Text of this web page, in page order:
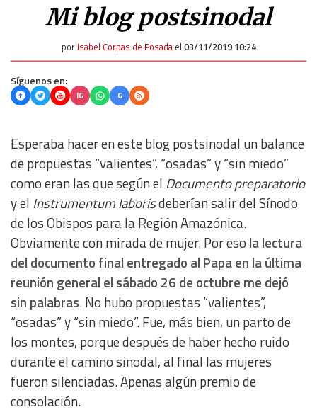
Mi blog postsinodal
por Isabel Corpas de Posadael 03/11/2019 10:24
Síguenos en:
IG G
Esperaba hacer en este blog postsinodal un balance
de propuestas “valientes”, “osadas” y “sin miedo”
como eran las que según el Documento preparatorio
y el Instrumentum laborisdeberían salir del Sínodo
de los Obispos para la Región Amazónica.
Obviamente con mirada de mujer. Por eso la lectura
del documento final entregado al Papa en la última
reunión general el sábado 26 de octubre me dejó
sin palabras. No hubo propuestas “valientes”,
“osadas” y “sin miedo”. Fue, más bien, un parto de
los montes, porque después de haber hecho ruido
durante el camino sinodal, al final las mujeres
fueron silenciadas. Apenas algún premio de
consolación.